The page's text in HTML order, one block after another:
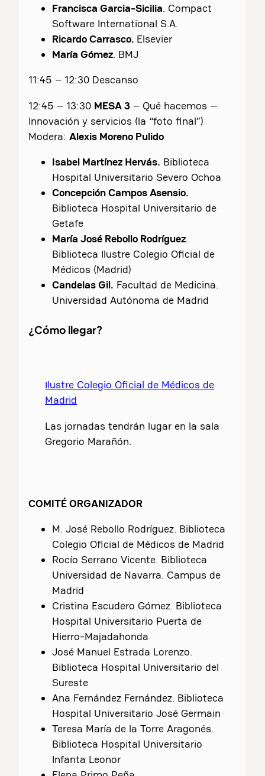
Francisca Garcia-Sicilia. Compact
Software International S.A.
Ricardo Carrasco. Elsevier
María Gómez. BMJ
11:45 – 12:30 Descanso
12:45 – 13:30 MESA 3 – Qué hacemos —
Innovación y servicios (la “foto final”)
Modera: Alexis Moreno Pulido
Isabel Martínez Hervás. Biblioteca
Hospital Universitario Severo Ochoa
Concepción Campos Asensio.
Biblioteca Hospital Universitario de
Getafe
María José Rebollo Rodríguez.
Biblioteca Ilustre Colegio Oficial de
Médicos (Madrid)
Candelas Gil. Facultad de Medicina.
Universidad Autónoma de Madrid
¿Cómo llegar?
Ilustre Colegio Oficial de Médicos de
Madrid
Las jornadas tendrán lugar en la sala
Gregorio Marañón.
COMITÉ ORGANIZADOR
M. José Rebollo Rodríguez. Biblioteca
Colegio Oficial de Médicos de Madrid
Rocío Serrano Vicente. Biblioteca
Universidad de Navarra. Campus de
Madrid
Cristina Escudero Gómez. Biblioteca
Hospital Universitario Puerta de
Hierro-Majadahonda
José Manuel Estrada Lorenzo.
Biblioteca Hospital Universitario del
Sureste
Ana Fernández Fernández. Biblioteca
Hospital Universitario José Germain
Teresa María de la Torre Aragonés.
Biblioteca Hospital Universitario
Infanta Leonor